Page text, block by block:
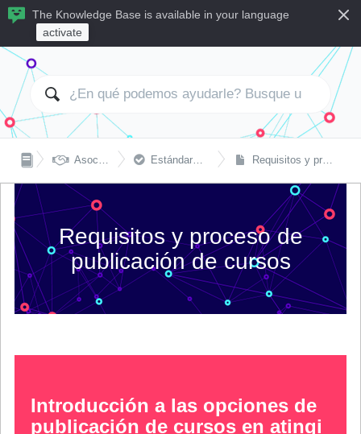
The Knowledge Base is available in your language
activate
 Asociaciones con atingi  Estándares y guias de orientación Requisitos y proceso de publicación de cursos
Requisitos y proceso de
publicación de cursos
Introducción a las opciones de
publicación de cursos en atingi